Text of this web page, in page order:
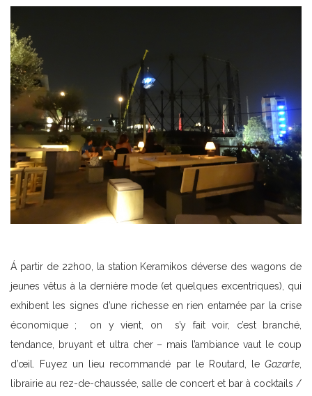
Á partir de 22h00, la station Keramikos déverse des wagons de
jeunes vêtus à la dernière mode (et quelques excentriques), qui
exhibent les signes d’une richesse en rien entamée par la crise
économique ; on y vient, on s’y fait voir, c’est branché,
tendance, bruyant et ultra cher – mais l’ambiance vaut le coup
d’œil. Fuyez un lieu recommandé par le Routard, le Gazarte
librairie au rez-de-chaussée, salle de concert et bar à cocktails /